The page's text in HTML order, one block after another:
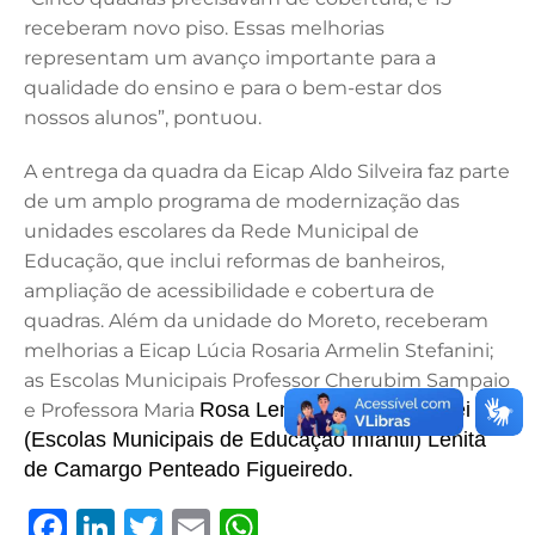
receberam novo piso. Essas melhorias
representam um avanço importante para a
qualidade do ensino e para o bem-estar dos
nossos alunos”, pontuou.
A entrega da quadra da Eicap Aldo Silveira faz parte
de um amplo programa de modernização das
unidades escolares da Rede Municipal de
Educação, que inclui reformas de banheiros,
ampliação de acessibilidade e cobertura de
quadras. Além da unidade do Moreto, receberam
melhorias a Eicap Lúcia Rosaria Armelin Stefanini;
as Escolas Municipais Professor Cherubim Sampaio
e Professora Maria Rosa Lembo Duarte; e Emei
(Escolas Municipais de Educação Infantil) Lenita
de Camargo Penteado Figueiredo.